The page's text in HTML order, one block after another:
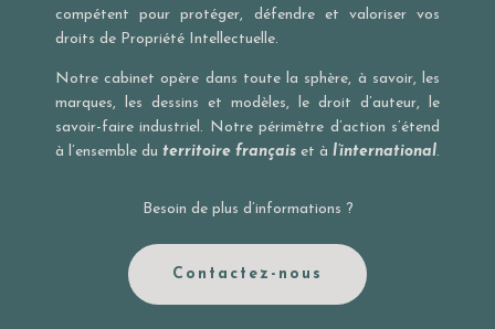
compétent pour protéger, défendre et valoriser vos
droits de Propriété Intellectuelle.
Notre cabinet opère dans toute la sphère, à savoir, les
marques, les dessins et modèles, le droit d’auteur, le
savoir-faire industriel. Notre périmètre d’action s’étend
à l’ensemble du territoire français et à l’international.
Besoin de plus d’informations ?
Contactez-nous